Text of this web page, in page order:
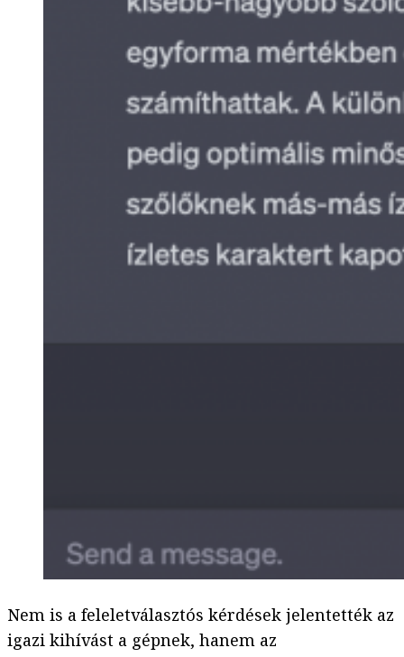
Nem is a feleletválasztós kérdések jelentették az
igazi kihívást a gépnek, hanem az